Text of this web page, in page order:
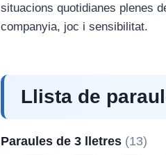
situacions quotidianes plenes
companyia, joc i sensibilitat.
Llista de
Paraules de 3 lletres (13)